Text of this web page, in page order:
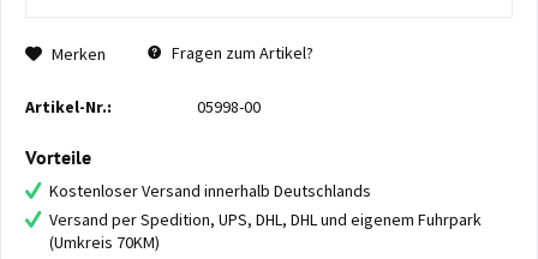
Merken Fragen zum Artikel?
Artikel-Nr.: 05998-00
Vorteile
Kostenloser Versand innerhalb Deutschlands
Versand per Spedition, UPS, DHL, DHL und eigenem Fuhrpark
(Umkreis 70KM)